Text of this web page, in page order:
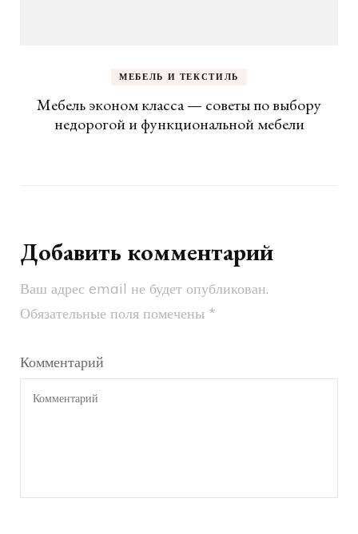
МЕБЕЛЬ И ТЕКСТИЛЬ
Мебель эконом класса — советы по выбору
недорогой и функциональной мебели
Добавить комментарий
Ваш адрес email не будет опубликован.
Обязательные поля помечены *
Комментарий